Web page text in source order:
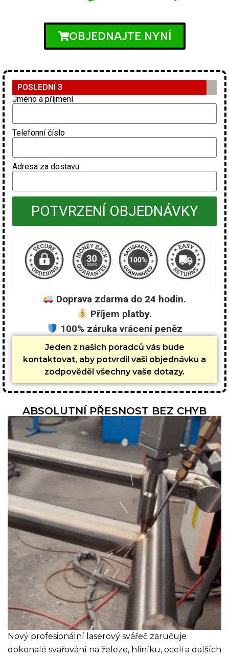
OBJEDNAJTE NYNÍ
POSLEDNÍ 3
Jméno a příjmení
Telefonní číslo
Adresa za dostavu
POTVRZENÍ OBJEDNÁVKY
Doprava zdarma do 24 hodin.
Příjem platby.
100% záruka vrácení peněz
Jeden z našich poradců vás bude
kontaktovat, aby potvrdil vaši objednávku a
zodpověděl všechny vaše dotazy.
ABSOLUTNÍ PŘESNOST BEZ CHYB
Nový profesionální laserový svářeč zaručuje
dokonalé svařování na železe, hliníku, oceli a dalších